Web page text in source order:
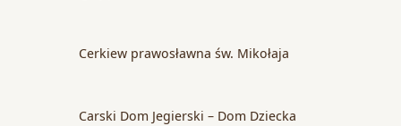
Cerkiew prawosławna św. Mikołaja
Carski Dom Jegierski – Dom Dziecka